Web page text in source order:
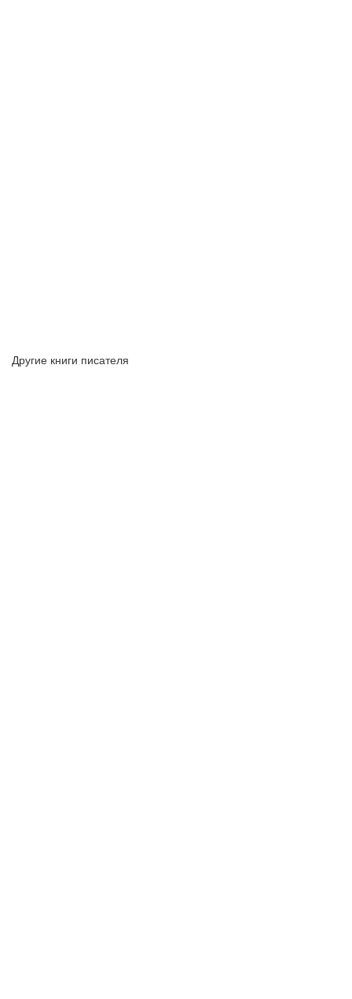
Другие книги писателя